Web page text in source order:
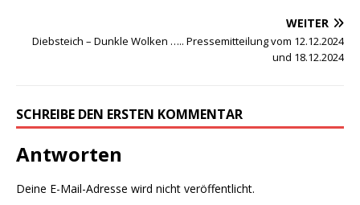
WEITER
Diebsteich – Dunkle Wolken ….. Pressemitteilung vom 12.12.2024
und 18.12.2024
SCHREIBE DEN ERSTEN KOMMENTAR
Antworten
Deine E-Mail-Adresse wird nicht veröffentlicht.